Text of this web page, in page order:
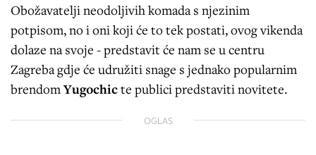
Obožavatelji neodoljivih komada s njezinim
potpisom, no i oni koji će to tek postati, ovog vikenda
dolaze na svoje - predstavit će nam se u centru
Zagreba gdje će udružiti snage s jednako popularnim
brendomYugochicte publici predstaviti novitete.
OGLAS